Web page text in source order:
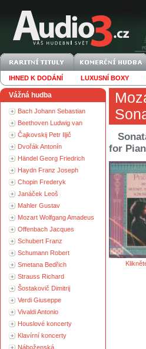
IHNED K DODÁNÍ LUXUSNÍ BOXY
Vážná hudba
Bach Johann Sebastian
Beethoven Ludwig van
Čajkovskij Petr Iljič
Dvořák Antonín
Händel Georg Friedrich
Haydn Franz Joseph
Chopin Frederyk
Janáček Leoš
Mahler Gustav
Mozart Wolfgang Amadeus
Offenbach Jacques
Schubert Franz
Schumann Robert
Smetana Bedřich
Strauss Richard
Šostakovič Dimitrij
Verdi Giuseppe
Vivaldi Antonio
Houslové koncerty
Klavírní koncerty
Náboženská
for